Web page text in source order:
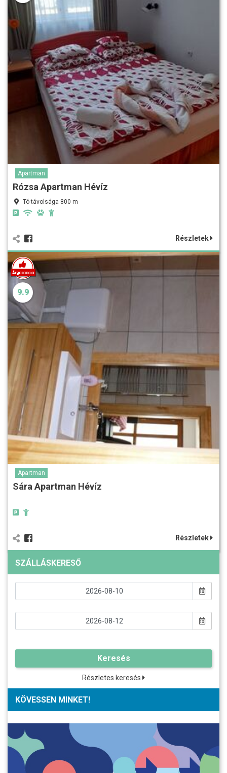
Apartman
Rózsa Apartman Hévíz
Tó távolsága 800 m
Részletek
9.9
Apartman
Sára Apartman Hévíz
Részletek
SZÁLLÁSKERESŐ
Keresés
Részletes keresés
KÖVESSEN MINKET!